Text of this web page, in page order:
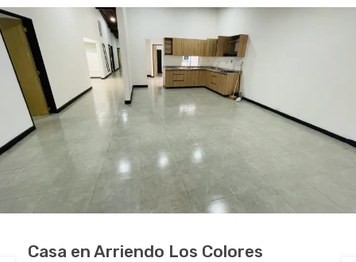
Casa en Arriendo Los Colores
Apartamento en Arriendo Laureles
Apartamento en Arriendo Rosales